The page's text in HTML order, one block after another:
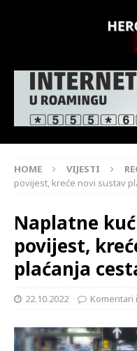
HOME VIJESTI
povijest, kreće novi sustav
Naplatne
povijest,
plaćanja
22.10.2022 Komentari